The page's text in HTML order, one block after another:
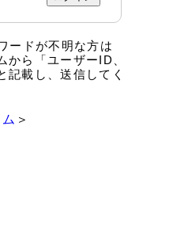
ードが不明な方は
から「ユーザーID、
記載し、送信してく
＞